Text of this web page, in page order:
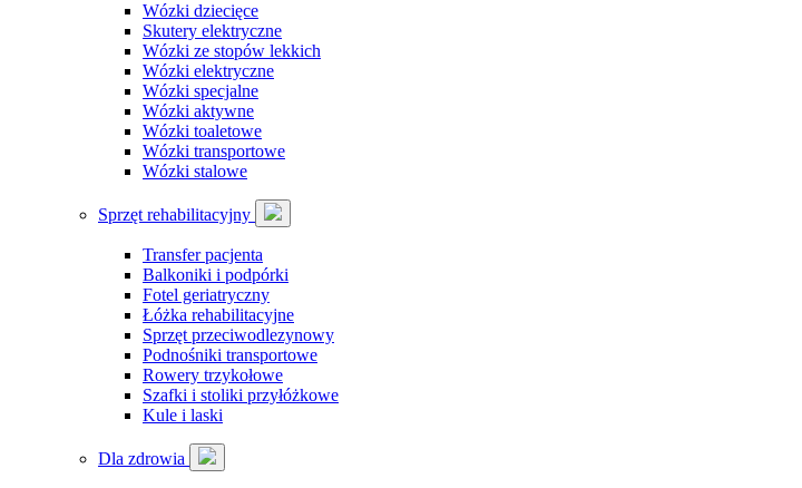
Wózki dziecięce
Skutery elektryczne
Wózki ze stopów lekkich
Wózki elektryczne
Wózki specjalne
Wózki aktywne
Wózki toaletowe
Wózki transportowe
Wózki stalowe
Sprzęt rehabilitacyjny
Transfer pacjenta
Balkoniki i podpórki
Fotel geriatryczny
Łóżka rehabilitacyjne
Sprzęt przeciwodlezynowy
Podnośniki transportowe
Rowery trzykołowe
Szafki i stoliki przyłóżkowe
Kule i laski
Dla zdrowia